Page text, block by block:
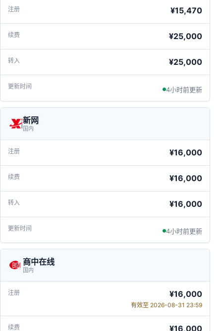
¥15,470
¥25,000
¥25,000
4小时前更新
新网
国内
¥16,000
¥16,000
¥16,000
4小时前更新
商中在线
国内
¥16,000
有效至 2026-08-31 23:59
¥16,000